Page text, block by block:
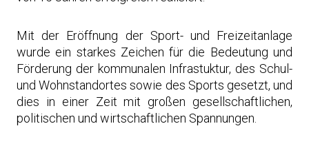
Mit der Eröffnung der Sport- und Freizeitanlage
wurde ein starkes Zeichen für die Bedeutung und
Förderung der kommunalen Infrastuktur, des Schul-
und Wohnstandortes sowie des Sports gesetzt, und
dies in einer Zeit mit großen gesellschaftlichen,
politischen und wirtschaftlichen Spannungen.